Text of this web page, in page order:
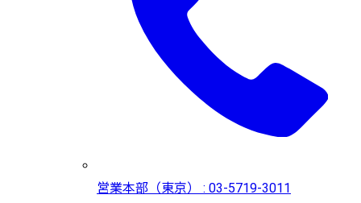
営業本部（東京） : 03-5719-3011